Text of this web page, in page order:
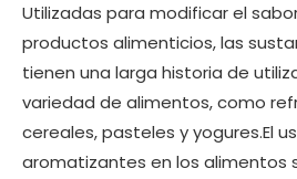
Utilizadas para modificar el
productos alimenticios, las
tienen una larga historia de
variedad de alimentos, como
cereales, pasteles y yogures.El
aromatizantes en los alimentos